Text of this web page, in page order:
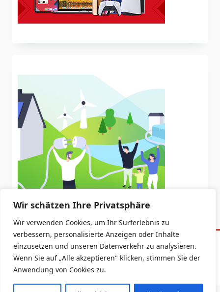
Wir schätzen Ihre Privatsphäre
Wir verwenden Cookies, um Ihr Surferlebnis zu
verbessern, personalisierte Anzeigen oder Inhalte
einzusetzen und unseren Datenverkehr zu analysieren.
Wenn Sie auf „Alle akzeptieren" klicken, stimmen Sie der
Anwendung von Cookies zu.
Datenschutzerklärung Impressum
Copyright © 2026 -Yuki Blogger Theme